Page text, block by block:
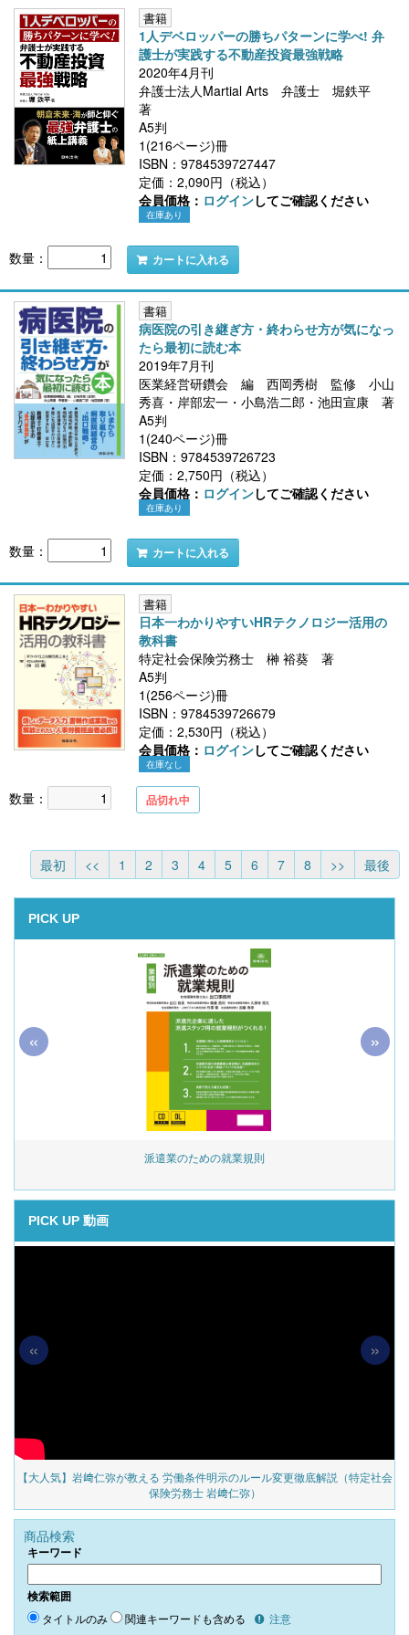
書籍
1人デベロッパーの勝ちパターンに学べ! 弁
護士が実践する不動産投資最強戦略
2020年4月刊
弁護士法人Martial Arts 弁護士 堀鉄平
著
A5判
1(216ページ)冊
ISBN：9784539727447
定価：2,090円（税込）
会員価格： ログインしてご確認ください
在庫あり
数量： カートに入れる
書籍
病医院の引き継ぎ方・終わらせ方が気になっ
たら最初に読む本
2019年7月刊
医業経営研鑽会 編 西岡秀樹 監修 小山
秀喜・岸部宏一・小島浩二郎・池田宣康 著
A5判
1(240ページ)冊
ISBN：9784539726723
定価：2,750円（税込）
会員価格： ログインしてご確認ください
在庫あり
数量： カートに入れる
書籍
日本一わかりやすいHRテクノロジー活用の
教科書
特定社会保険労務士 榊 裕葵 著
A5判
1(256ページ)冊
ISBN：9784539726679
定価：2,530円（税込）
会員価格： ログインしてご確認ください
在庫なし
数量： 品切れ中
最初 << 1 2 3 4 5 6 7 8 >> 最後
PICK UP
派遣業のための就業規則
« »
PICK UP 動画
【大人気】岩﨑仁弥が教える 労働条件明示のルール変更徹底解説（特定社会
保険労務士 岩﨑仁弥）
« »
商品検索
キーワード
検索範囲
タイトルのみ 関連キーワードも含める 注意